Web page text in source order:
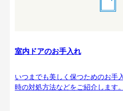
室内ドアのお手入れ
いつまでも美しく保つためのお手
時の対処方法などをご紹介します。